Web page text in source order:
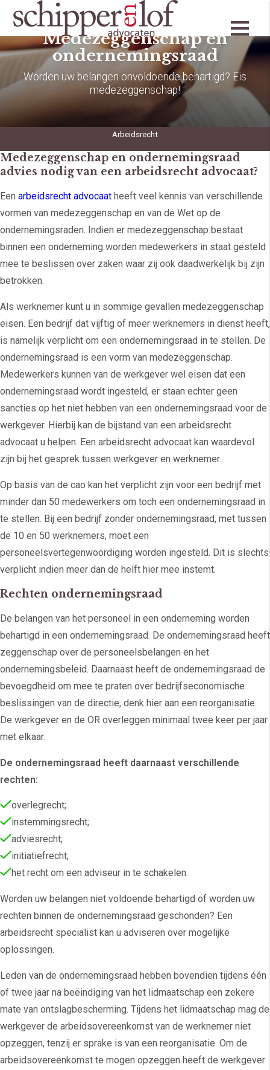
Medezeggenschap en
ondernemingsraad
Worden uw belangen onvoldoende behartigd? Eis
medezeggenschap!
Arbeidsrecht
Medezeggenschap en ondernemingsraad
advies nodig van een arbeidsrecht advocaat?
Een arbeidsrecht advocaat heeft veel kennis van verschillende
vormen van medezeggenschap en van de Wet op de
ondernemingsraden. Indien er medezeggenschap bestaat
binnen een onderneming worden medewerkers in staat gesteld
mee te beslissen over zaken waar zij ook daadwerkelijk bij zijn
betrokken.
Als werknemer kunt u in sommige gevallen medezeggenschap
eisen. Een bedrijf dat vijftig of meer werknemers in dienst heeft,
is namelijk verplicht om een ondernemingsraad in te stellen. De
ondernemingsraad is een vorm van medezeggenschap.
Medewerkers kunnen van de werkgever wel eisen dat een
ondernemingsraad wordt ingesteld, er staan echter geen
sancties op het niet hebben van een ondernemingsraad voor de
werkgever. Hierbij kan de bijstand van een arbeidsrecht
advocaat u helpen. Een arbeidsrecht advocaat kan waardevol
zijn bij het gesprek tussen werkgever en werknemer.
Op basis van de cao kan het verplicht zijn voor een bedrijf met
minder dan 50 medewerkers om toch een ondernemingsraad in
te stellen. Bij een bedrijf zonder ondernemingsraad, met tussen
de 10 en 50 werknemers, moet een
personeelsvertegenwoordiging worden ingesteld. Dit is slechts
verplicht indien meer dan de helft hier mee instemt.
Rechten ondernemingsraad
De belangen van het personeel in een onderneming worden
behartigd in een ondernemingsraad. De ondernemingsraad heeft
zeggenschap over de personeelsbelangen en het
ondernemingsbeleid. Daarnaast heeft de ondernemingsraad de
bevoegdheid om mee te praten over bedrijfseconomische
beslissingen van de directie, denk hier aan een reorganisatie.
De werkgever en de OR overleggen minimaal twee keer per jaar
met elkaar.
De ondernemingsraad heeft daarnaast verschillende
rechten:
overlegrecht;
instemmingsrecht;
adviesrecht;
initiatiefrecht;
het recht om een adviseur in te schakelen.
Worden uw belangen niet voldoende behartigd of worden uw
rechten binnen de ondernemingsraad geschonden? Een
arbeidsrecht specialist kan u adviseren over mogelijke
oplossingen.
Leden van de ondernemingsraad hebben bovendien tijdens één
of twee jaar na beëindiging van het lidmaatschap een zekere
mate van ontslagbescherming. Tijdens het lidmaatschap mag de
werkgever de arbeidsovereenkomst van de werknemer niet
opzeggen, tenzij er sprake is van een reorganisatie. Om de
arbeidsovereenkomst te mogen opzeggen heeft de werkgever